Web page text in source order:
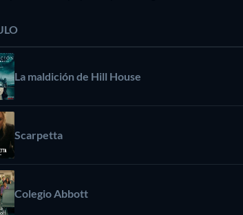
La maldición de Hill House
Scarpetta
Colegio Abbott